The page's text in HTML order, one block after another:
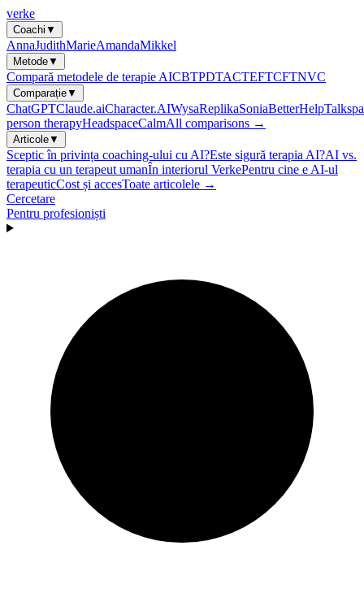
verke
Coachi ▼
AnnaJudithMarieAmandaMikkel
Metode▼
Compară metodele de terapie AICBTPDTACTEFTCFTNVC
Comparație▼
ChatGPTClaude.aiCharacter.AIWysaReplikaSoniaBetterHelp
person therapyHeadspaceCalmAll comparisons →
Articole▼
Sceptic în privința coaching-ului cu AI?Este sigură terapia AI?AI vs.
terapia cu un terapeut umanÎn interiorul VerkePentru cine e AI-ul
terapeuticCost și accesToate articolele →
Cercetare
Pentru profesioniști